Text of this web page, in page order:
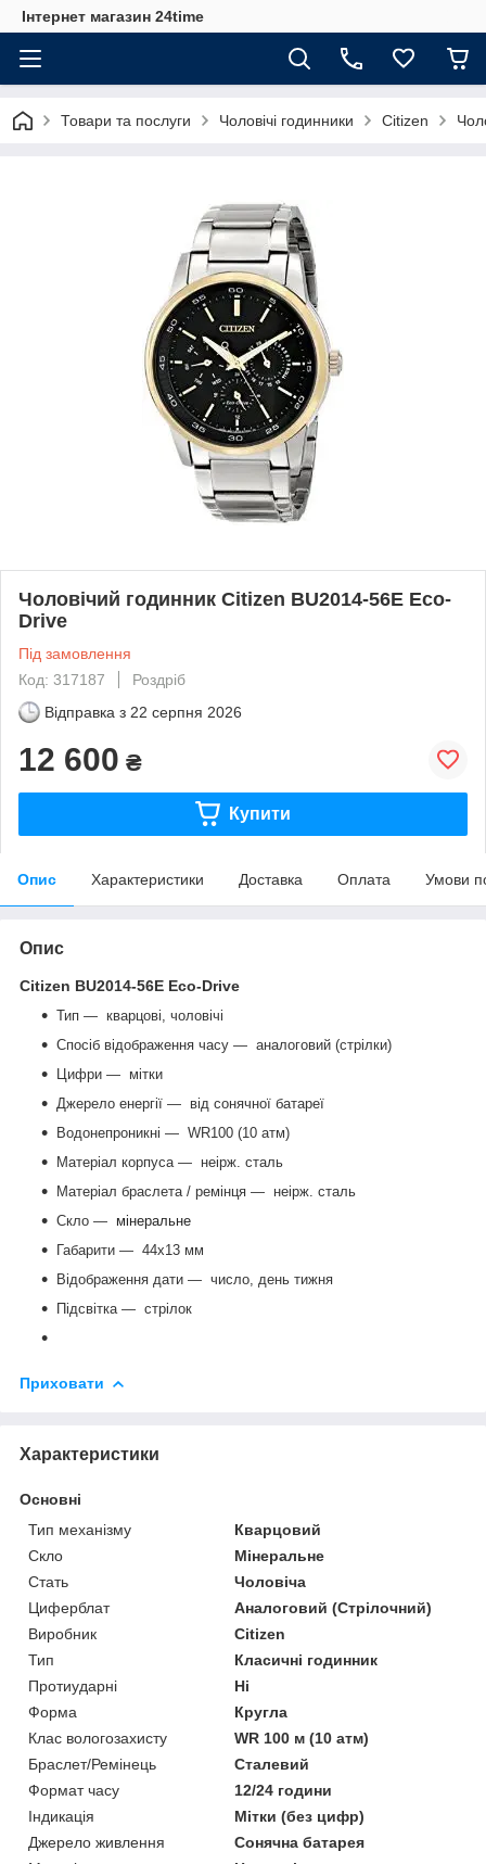
Інтернет магазин 24time
Товари та послуги Чоловічі годинники Citizen
Чоловічий годинник Citizen BU2014-56E Eco-
Drive
Під замовлення
Код: 317187
Роздріб
Відправка з 22 серпня 2026
12 600 ₴
Купити
Опис Характеристики Доставка Оплата Умови
Опис
Citizen BU2014-56E Eco-Drive
Тип — кварцові, чоловічі
Спосіб відображення часу ― аналоговий (стрілки)
Цифри — мітки
Джерело енергії ― від сонячної батареї
Водонепроникні ― WR100 (10 атм)
Матеріал корпуса ― неірж. сталь
Матеріал браслета / ремінця ― неірж. сталь
Скло ― мінеральне
Габарити ― 44x13 мм
Відображення дати ― число, день тижня
Підсвітка ― стрілок
Приховати
Характеристики
Основні
Тип механізму
Кварцовий
Скло
Мінеральне
Стать
Чоловіча
Циферблат
Аналоговий (Стрілочний)
Виробник
Citizen
Тип
Класичні годинник
Протиударні
Ні
Форма
Кругла
Клас вологозахисту
WR 100 м (10 атм)
Браслет/Ремінець
Сталевий
Формат часу
12/24 години
Індикація
Мітки (без цифр)
Джерело живлення
Сонячна батарея